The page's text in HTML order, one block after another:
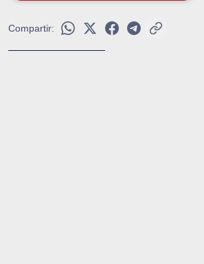
Compartir: